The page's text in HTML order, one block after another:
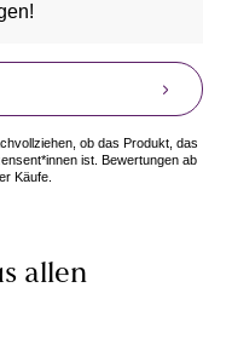
ob das Produkt, das
ist. Bewertungen ab
Käufe.
allen